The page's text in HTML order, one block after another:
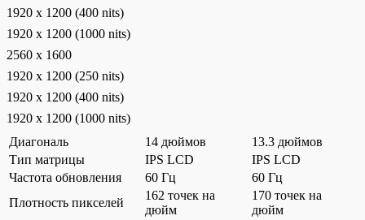
1920 x 1200 (400 nits)
1920 x 1200 (1000 nits)
2560 x 1600
1920 x 1200 (250 nits)
1920 x 1200 (400 nits)
1920 x 1200 (1000 nits)
Диагональ
14 дюймов
13.3 дюймов
Тип матрицы
IPS LCD
IPS LCD
Частота обновления
60 Гц
60 Гц
Плотность пикселей
162 точек на
дюйм
170 точек на
дюйм